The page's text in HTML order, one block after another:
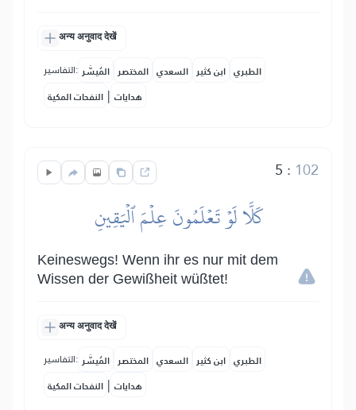
अन्य अनुवाद देखें
التفاسير: المُيسَّر المختصر السعدي ابن كثير الطبري
النفحات المكية | هدايات
5 : 102
كَلَّا لَوۡ تَعۡلَمُونَ عِلۡمَ ٱلۡيَقِينِ
Keineswegs! Wenn ihr es nur mit dem
Wissen der Gewißheit wüßtet!
अन्य अनुवाद देखें
التفاسير: المُيسَّر المختصر السعدي ابن كثير الطبري
النفحات المكية | هدايات